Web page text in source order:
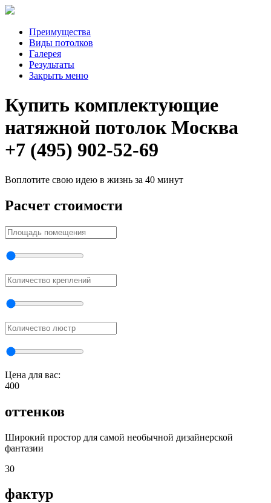
Преимущества
Виды потолков
Галерея
Результаты
Закрыть меню
Купить комплектующие
натяжной потолок Москва
+7 (495) 902-52-69
Воплотите свою идею в жизнь за 40 минут
Расчет стоимости
Цена для вас:
400
оттенков
Широкий простор для самой необычной дизайнерской
фантазии
30
фактур